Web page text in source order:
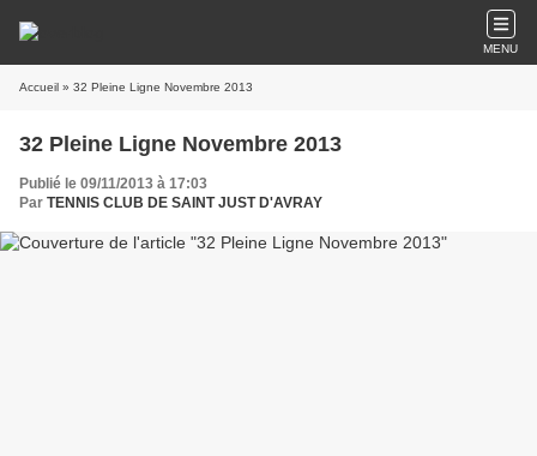
MENU
Accueil » 32 Pleine Ligne Novembre 2013
32 Pleine Ligne Novembre 2013
Publié le 09/11/2013 à 17:03
Par TENNIS CLUB DE SAINT JUST D'AVRAY